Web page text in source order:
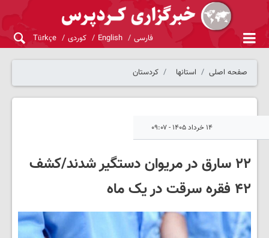
فارسی English کوردی Türkçe
صفحه اصلی استانها کردستان
۱۴ خرداد ۱۴۰۵ - ۰۹:۰۷
۲۲ سارق در مریوان دستگیر شدند/کشف
۴۲ فقره سرقت در یک ماه